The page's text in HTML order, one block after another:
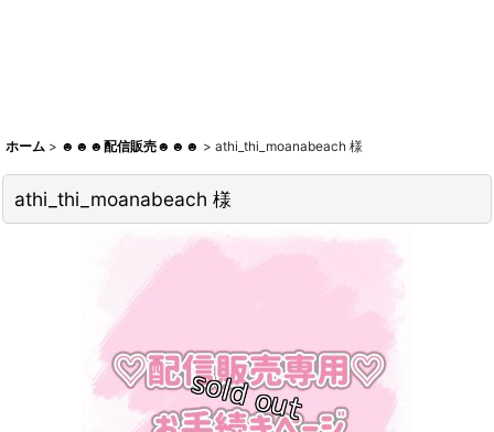
ホーム > ☻☻☻配信販売☻☻☻ > athi_thi_moanabeach 様
athi_thi_moanabeach 様